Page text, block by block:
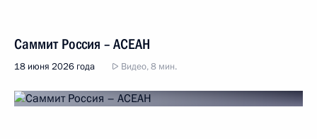
Саммит Россия – АСЕАН
18 июня 2026 года Видео, 8 мин.